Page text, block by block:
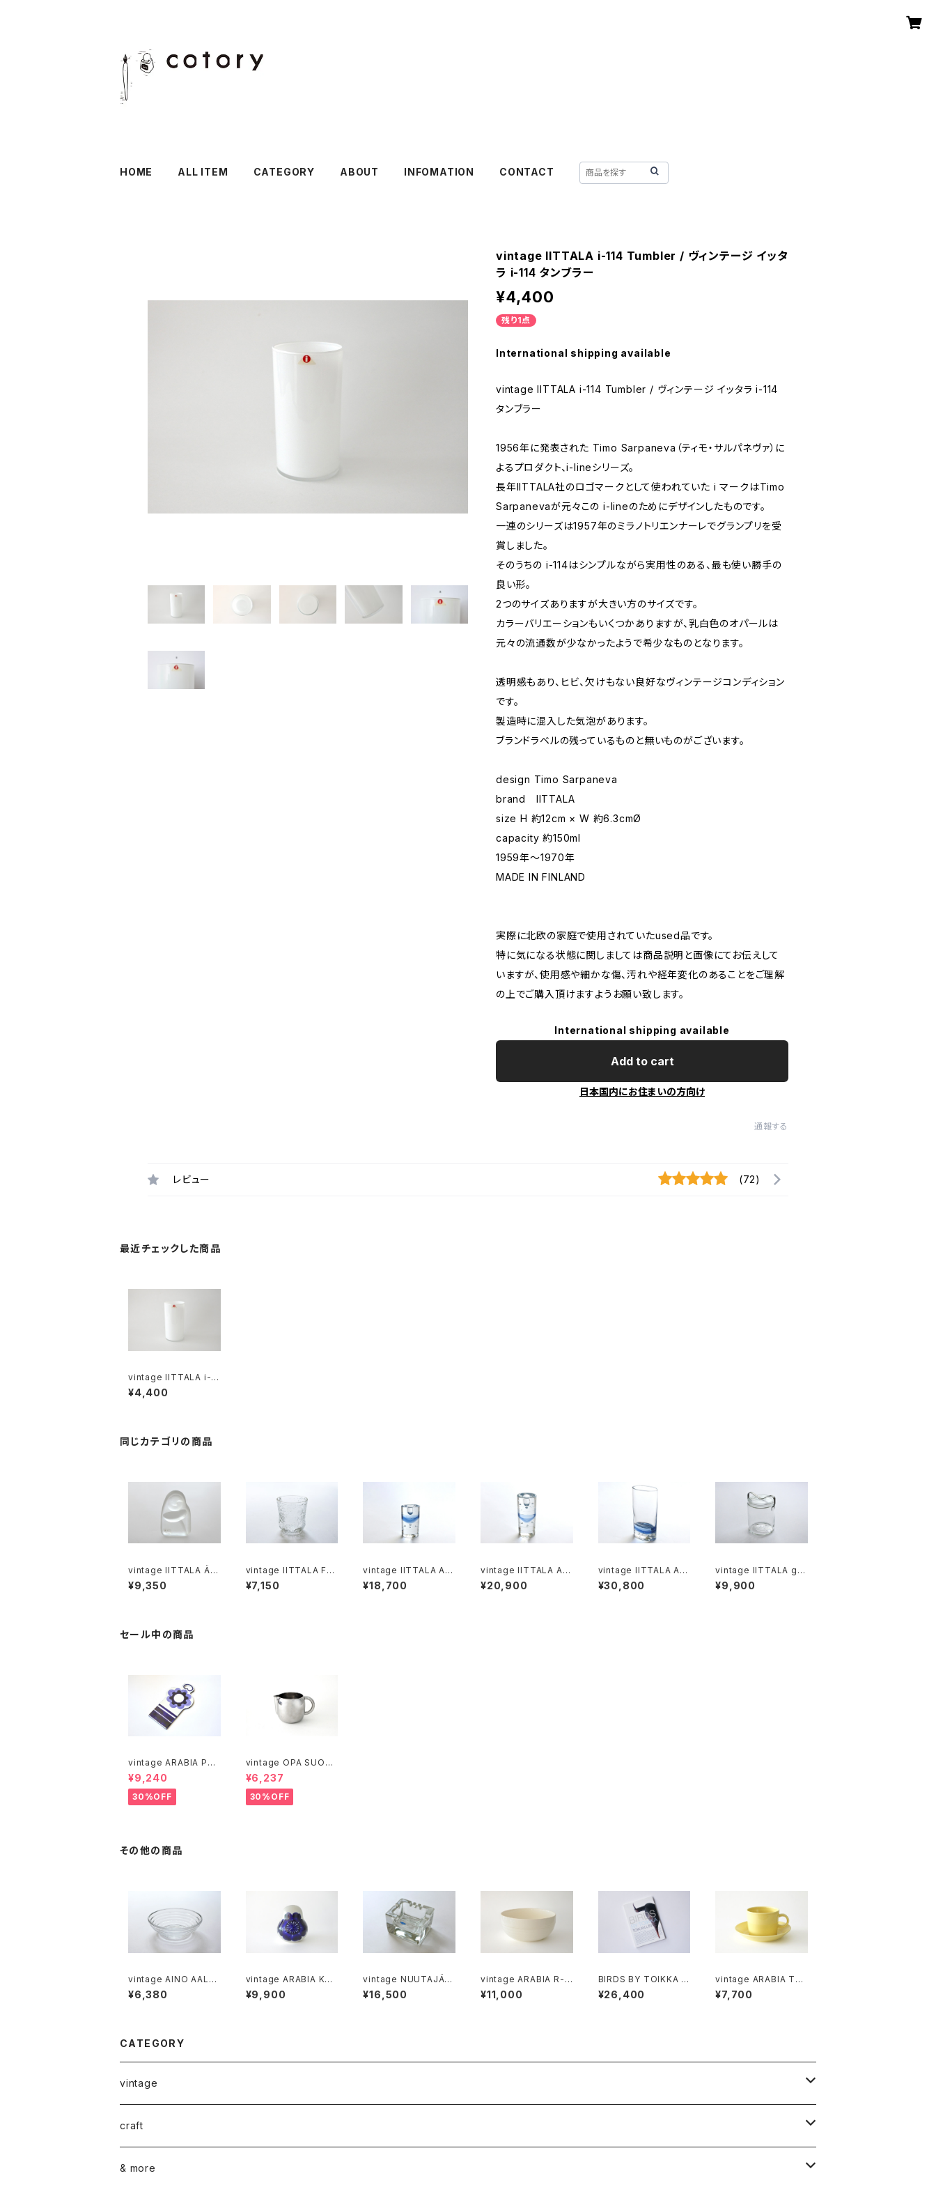
HOME ALL ITEM CATEGORY ABOUT INFOMATION CONTACT
vintage IITTALA i-114 Tumbler / ヴィンテージ イッタ
ラ i-114 タンブラー
¥4,400
残り1点
International shipping available
vintage IITTALA i-114 Tumbler / ヴィンテージ イッタラ i-114
タンブラー
1956年に発表された Timo Sarpaneva（ティモ・サルパネヴァ）に
よるプロダクト、i-lineシリーズ。
長年IITTALA社のロゴマークとして使われていた i マークはTimo
Sarpanevaが元々この i-lineのためにデザインしたものです。
一連のシリーズは1957年のミラノトリエンナーレでグランプリを受
賞しました。
そのうちの i-114はシンプルながら実用性のある、最も使い勝手の
良い形。
2つのサイズありますが大きい方のサイズです。
カラーバリエーションもいくつかありますが、乳白色のオパールは
元々の流通数が少なかったようで希少なものとなります。
透明感もあり、ヒビ、欠けもない良好なヴィンテージコンディション
です。
製造時に混入した気泡があります。
ブランドラベルの残っているものと無いものがございます。
design Timo Sarpaneva
brand IITTALA
size H 約12cm × W 約6.3cmØ
capacity 約150ml
1959年〜1970年
MADE IN FINLAND
実際に北欧の家庭で使用されていたused品です。
特に気になる状態に関しましては商品説明と画像にてお伝えして
いますが、使用感や細かな傷、汚れや経年変化のあることをご理解
の上でご購入頂けますようお願い致します。
International shipping available
Add to cart
日本国内にお住まいの方向け
通報する
レビュー (72)
最近チェックした商品
vintage IITTALA i-11
4 Tumbler / ヴィンテ
ージ イッタラ i-114 タ
¥4,400
同じカテゴリの商品
vintage IITTALA Äiti
Ja Lapsi glass figur
e / ヴィンテージ イッタ
¥9,350
vintage IITTALA FA
UNA clear glass M /
ヴィンテージ イッタラ フ
¥7,150
vintage IITTALA AR
KTIA candleholder
M / ヴィンテージ アー
¥18,700
vintage IITTALA AR
KTIA candleholder
L / ヴィンテージ アーク
¥20,900
vintage IITTALA AR
KTIA vase / ヴィンテ
ージ アークティア フラ
¥30,800
vintage IITTALA gla
ss jar 1L / ヴィンテー
ジ イッタラ ガラス保存
¥9,900
セール中の商品
vintage ARABIA PAJ
U cutting boad / ヴィ
ンテージ アラビア パユ
カッティングボード
¥9,240
30%OFF
vintage OPA SUOMI
stainless milk pitch
er M / ヴィンテージ オ
ーパ スオミ ステンレス
ミルクピッチャー M
¥6,237
30%OFF
その他の商品
vintage AINO AALT
O bowl clear / ヴィン
テージ アイノ アアルト
¥6,380
vintage ARABIA KÖ
ÖKKI salt＆pepper s
haker cobalt / ヴィン
¥9,900
vintage NUUTAJÄR
VI 6625 CIGARO ash
tray / ヴィンテージ ヌ
¥16,500
vintage ARABIA R-m
odel bowl / オールド
アラビア ボウル アイボ
¥11,000
BIRDS BY TOIKKA -
TOIKAN LINNUT
¥26,400
vintage ARABIA TEE
MA yellow coffee c
up & saucer / ヴィン
¥7,700
CATEGORY
vintage
ceramics
ARABIA
glass
craft
染め花Horry
& more